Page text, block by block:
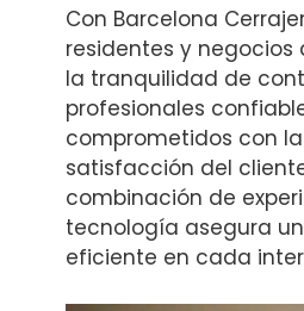
Con Barcelona
residentes y negocios
la tranquilidad de
profesionales
comprometidos con
satisfacción del
combinación de
tecnología asegura
eficiente en cada